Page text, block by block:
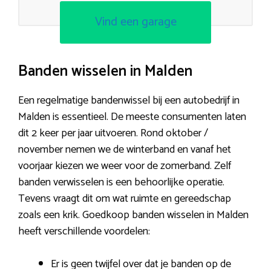
Vind een garage
Banden wisselen in Malden
Een regelmatige bandenwissel bij een autobedrijf in
Malden is essentieel. De meeste consumenten laten
dit 2 keer per jaar uitvoeren. Rond oktober /
november nemen we de winterband en vanaf het
voorjaar kiezen we weer voor de zomerband. Zelf
banden verwisselen is een behoorlijke operatie.
Tevens vraagt dit om wat ruimte en gereedschap
zoals een krik. Goedkoop banden wisselen in Malden
heeft verschillende voordelen:
Er is geen twijfel over dat je banden op de